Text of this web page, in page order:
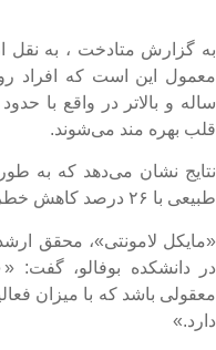
گزارش متادخت ، به نقل
بهره مند می‌شوند.
با ۲۶ درصد کاهش خطر ابتلاء به نارسایی قلبی همراه است.
لامونتی»، محقق
باشد که با میزان